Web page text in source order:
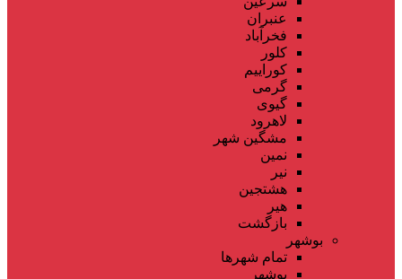
عنبران
فخرآباد
کلور
کوراییم
گرمی
گیوی
لاهرود
مشگین شهر
نمین
نیر
هشتجین
هیر
بازگشت
بوشهر
تمام شهر‌ها
بوشهر